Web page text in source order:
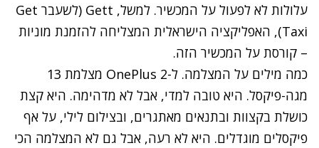
עלולות לא לפעול על המכשיר. למשל, Gett (לשעבר Get
Taxi), האפליקציה הישראלית המצליחה להזמנת מוניות
– קורסת על המכשיר הזה.
כמה מילים על המצלמה. ל-OnePlus 2 מצלמת 13
מגה-פיקסל. היא טובה למדי, אבל לא מדהימה. היא קצת
כושלת בקצוות ובתנאים מאתגרים, ובצילום לילי, על אף
פיקסלים מוגדלים. היא לא רעה, אבל גם לא המצלמה הכי